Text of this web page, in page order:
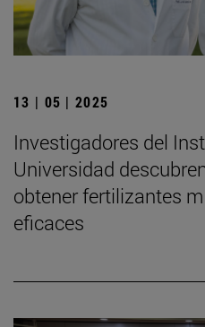
13 | 05 | 2025
Investigadores del
Universidad
obtener fertilizantes
eficaces